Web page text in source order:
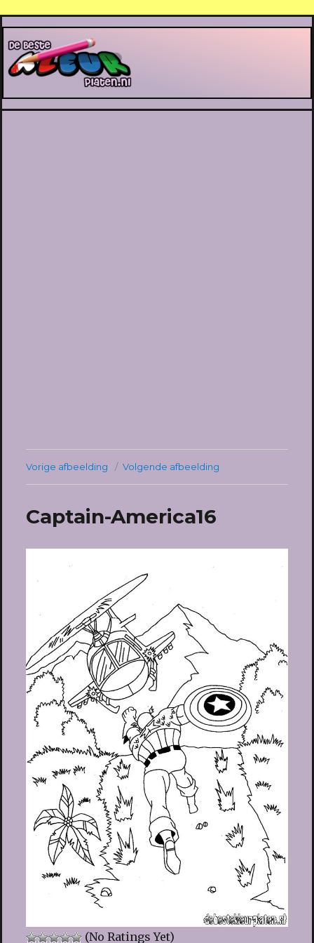
De Beste Kleurplaten
Vorige afbeelding Volgende afbeelding
Captain-America16
(No Ratings Yet)